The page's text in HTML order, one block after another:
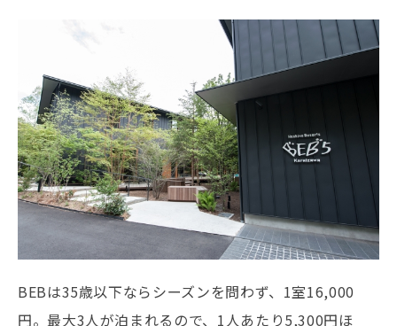
BEBは35歳以下ならシーズンを問わず、1室16,000
円。最大3人が泊まれるので、1人あたり5,300円ほ